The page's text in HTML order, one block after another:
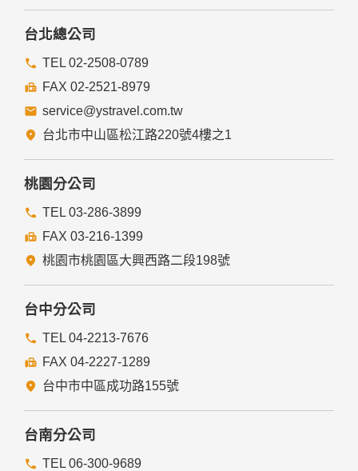
台北總公司
TEL 02-2508-0789
FAX 02-2521-8979
service@ystravel.com.tw
台北市中山區松江路220號4樓之1
桃園分公司
TEL 03-286-3899
FAX 03-216-1399
桃園市桃園區大興西路二段198號
台中分公司
TEL 04-2213-7676
FAX 04-2227-1289
台中市中區成功路155號
台南分公司
TEL 06-300-9689